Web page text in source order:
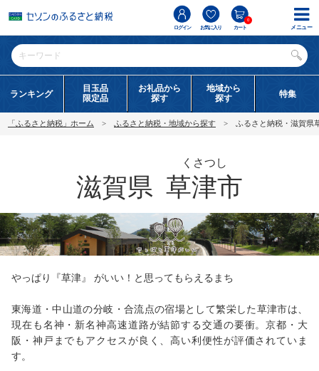
ログイン お気に入り カート
0
ランキング
目玉品
限定品
お礼品から
探す
地域から
探す
特集
「ふるさと納税」ホーム ふるさと納税・地域から探す ふるさと納税・滋賀県
滋賀県 草津市
くさつし
やっぱり『草津』 がいい！と思ってもらえるまち
東海道・中山道の分岐・合流点の宿場として繁栄した草津市は、
現在も名神・新名神高速道路が結節する交通の要衝。京都・大
阪・神戸までもアクセスが良く、高い利便性が評価されていま
す。
メニュー